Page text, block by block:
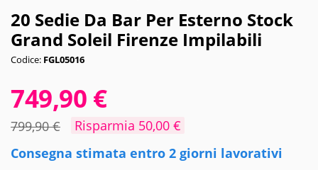
20 Sedie Da Bar Per Esterno Stock
Grand Soleil Firenze Impilabili
Codice: FGL05016
749,90 €
799,90 €
Risparmia 50,00 €
Consegna stimata entro 2 giorni lavorativi